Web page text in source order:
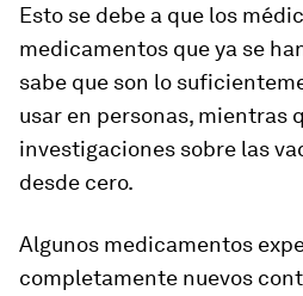
Esto se debe a que los
medicamentos que ya se
sabe que son lo
usar en personas, mientras
investigaciones sobre las
desde cero.
Algunos medicamentos
completamente nuevos